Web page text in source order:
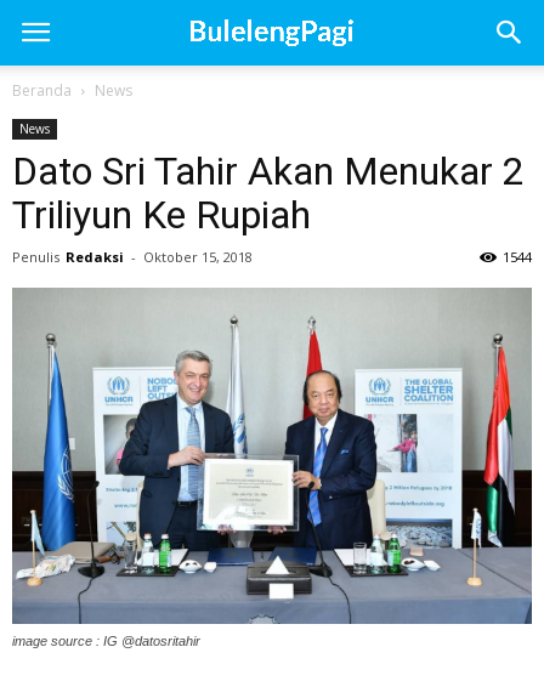
Beranda News
News
Dato Sri Tahir Akan Menukar 2
Triliyun Ke Rupiah
Penulis Redaksi - Oktober 15, 2018 1544
image source : IG @datosritahir